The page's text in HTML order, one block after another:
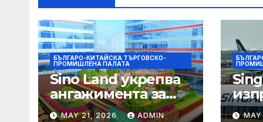
БЪЛГАРО-КИТАЙСКА ТЪРГОВСКО-
ПРОМИШЛЕНА ПАЛАТА
Sino Land укрепва
ангажимента за
устойчивост с
MAY 21, 2026 ADMIN